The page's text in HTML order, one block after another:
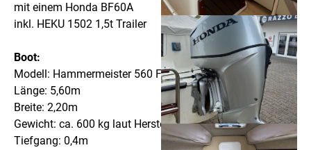
mit einem Honda BF60A
inkl. HEKU 1502 1,5t Trailer
Boot:
Modell: Hammermeister 560 Family
Länge: 5,60m
Breite: 2,20m
Gewicht: ca. 600 kg laut Herstellerangabe ( Trocken )
Tiefgang: 0,4m